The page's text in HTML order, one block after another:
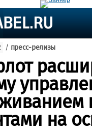
/ пресс-релизы
на